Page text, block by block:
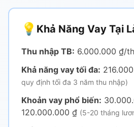
💡 Khả Năng Vay Tại
Thu nhập TB: 6.000.000 ₫/
Khả năng vay tối đa:
quy định tối đa 3 năm thu nhập)
Khoản vay phổ biến:
120.000.000 ₫ (5-20 tháng